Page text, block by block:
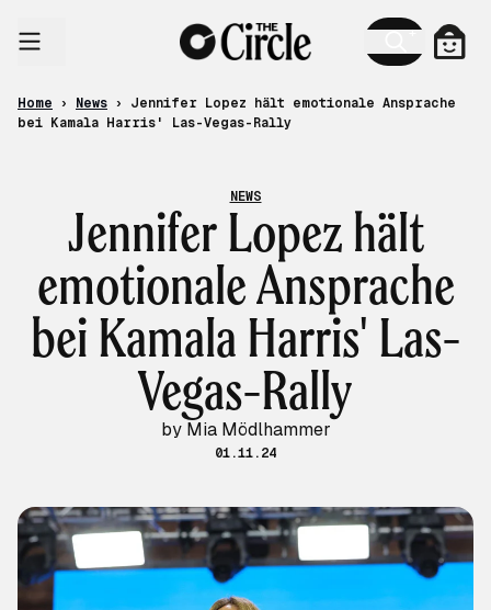
Cart
Home › News ›
Jennifer Lopez hält emotionale Ansprache
bei Kamala Harris' Las-Vegas-Rally
NEWS
Jennifer Lopez hält
emotionale Ansprache
bei Kamala Harris' Las-
Vegas-Rally
by Mia Mödlhammer
01.11.24